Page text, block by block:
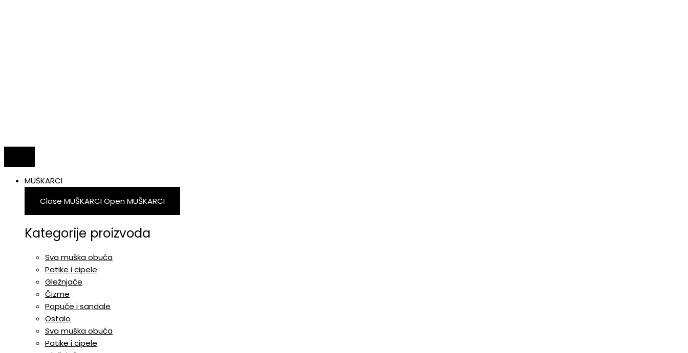
MUŠKARCI
Close MUŠKARCIOpen MUŠKARCI
Kategorije proizvoda
Sva muška obuća
Patike i cipele
Gležnjače
Čizme
Papuče i sandale
Ostalo
Sva muška obuća
Patike i cipele